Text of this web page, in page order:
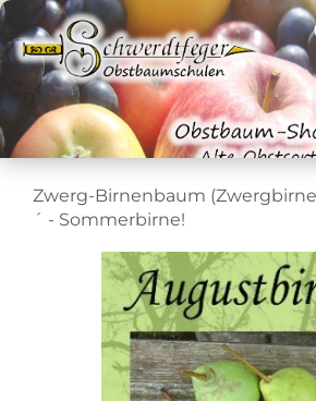
Zwerg-Birnenbaum
´ - Sommerbirne!